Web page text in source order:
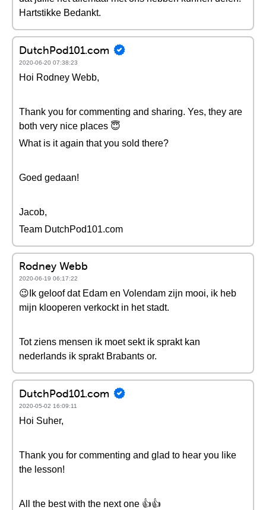
Hartstikke Bedankt.
DutchPod101.com
2020-06-20 07:38:23
Hoi Rodney Webb,
Thank you for commenting and sharing. Yes, they are
both very nice places 😇
What is it again that you sold there?
Goed gedaan!
Jacob,
Team DutchPod101.com
Rodney Webb
2020-06-19 06:17:22
😉Ik geloof dat Edam en Volendam zijn mooi, ik heb
mijn klooperen verkockt in het stadt.
Tot ziens mensen ik moet sekt ik sprakt kan
nederlands ik sprakt Brabants or.
DutchPod101.com
2020-05-02 16:09:11
Hoi Suher,
Thank you for commenting and glad to hear you like
the lesson!
All the best with the next one 👍👍